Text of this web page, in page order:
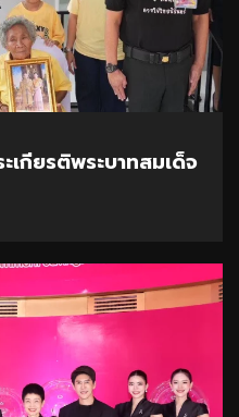
กียรติพระบาทสมเด็จ